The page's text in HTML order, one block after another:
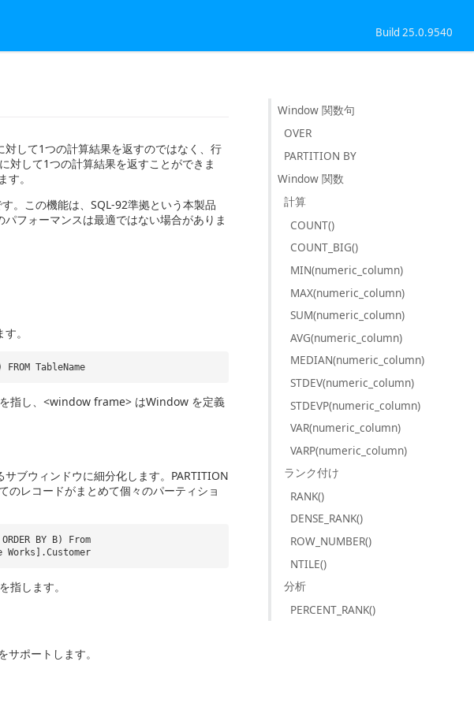
Build 25.0.9540
して1つの計算結果を返すのではなく、行
対して1つの計算結果を返すことができま
。
。この機能は、SQL-92準拠という本製品
フォーマンスは最適ではない場合がありま
。
TableName
指し、<window frame> はWindow を定義
サブウィンドウに細分化します。PARTITION
のレコードがまとめて個々のパーティショ
BY B) From
Works].Customer
します。
ポートします。
Window 関数句
OVER
PARTITION BY
Window 関数
計算
COUNT()
COUNT_BIG()
MIN(numeric_column)
MAX(numeric_column)
SUM(numeric_column)
AVG(numeric_column)
MEDIAN(numeric_column)
STDEV(numeric_column)
STDEVP(numeric_column)
VAR(numeric_column)
VARP(numeric_column)
ランク付け
RANK()
DENSE_RANK()
ROW_NUMBER()
NTILE()
分析
PERCENT_RANK()